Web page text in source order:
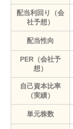
配当利回り（会
社予想）
配当性向
PER（会社予
想）
自己資本比率
（実績）
単元株数